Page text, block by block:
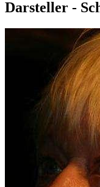
Darsteller -